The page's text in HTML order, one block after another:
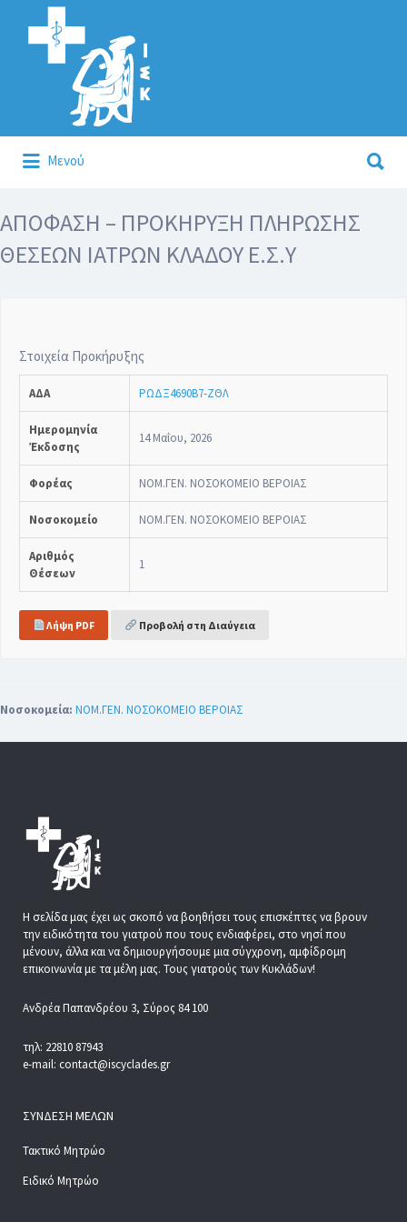
Αναζήτηση
για:
Μενού
για:
ΑΠΟΦΑΣΗ – ΠΡΟΚΗΡΥΞΗ ΠΛΗΡΩΣΗΣ
ΘΕΣΕΩΝ ΙΑΤΡΩΝ ΚΛΑΔΟΥ Ε.Σ.Υ
Στοιχεία Προκήρυξης
ΑΔΑ ΡΩΔΞ4690Β7-ΖΘΛ
Ημερομηνία
Έκδοσης
14 Μαΐου, 2026
Φορέας ΝΟΜ.ΓΕΝ. ΝΟΣΟΚΟΜΕΙΟ ΒΕΡΟΙΑΣ
Νοσοκομείο ΝΟΜ.ΓΕΝ. ΝΟΣΟΚΟΜΕΙΟ ΒΕΡΟΙΑΣ
Αριθμός
Θέσεων
1
Λήψη PDF Προβολή στη Διαύγεια
Νοσοκομεία: ΝΟΜ.ΓΕΝ. ΝΟΣΟΚΟΜΕΙΟ ΒΕΡΟΙΑΣ
Η σελίδα μας έχει ως σκοπό να βοηθήσει τους επισκέπτες να βρουν
την ειδικότητα του γιατρού που τους ενδιαφέρει, στο νησί που
μένουν, άλλα και να δημιουργήσουμε μια σύγχρονη, αμφίδρομη
επικοινωνία με τα μέλη μας. Τους γιατρούς των Κυκλάδων!
Ανδρέα Παπανδρέου 3, Σύρος 84 100
τηλ: 22810 87943
e-mail: contact@iscyclades.gr
ΣΎΝΔΕΣΗ ΜΕΛΏΝ
Τακτικό Μητρώο
Ειδικό Μητρώο